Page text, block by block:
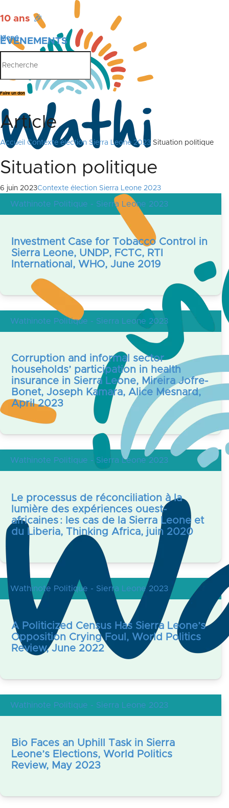
10 ans 🎉
ÉVÉNEMENTS
PUBLICATIONS
Menu
Faire un don
Article
Accueil Contexte élection Sierra Leone 2023 Situation politique
Situation politique
6 juin 2023Contexte élection Sierra Leone 2023
Wathinote Politique - Sierra Leone 2023
Investment Case for Tobacco Control in
Sierra Leone, UNDP, FCTC, RTI
International, WHO, June 2019
Wathinote Politique - Sierra Leone 2023
Corruption and informal sector
households’ participation in health
insurance in Sierra Leone, Mireira Jofre-
Bonet, Joseph Kamara, Alice Mesnard,
April 2023
Wathinote Politique - Sierra Leone 2023
Le processus de réconciliation à la
lumière des expériences ouest-
africaines : les cas de la Sierra Leone et
du Liberia, Thinking Africa, juin 2020
Wathinote Politique - Sierra Leone 2023
A Politicized Census Has Sierra Leone’s
Opposition Crying Foul, World Politics
Review, June 2022
Wathinote Politique - Sierra Leone 2023
Bio Faces an Uphill Task in Sierra
Leone’s Elections, World Politics
Review, May 2023